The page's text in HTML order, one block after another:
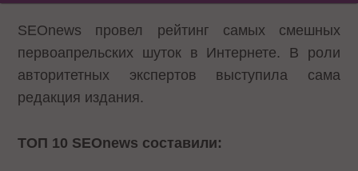
SEOnews провел рейтинг самых смешных
первоапрельских шуток в Интернете. В роли
авторитетных экспертов выступила сама
редакция издания.
ТОП 10 SEOnews составили: